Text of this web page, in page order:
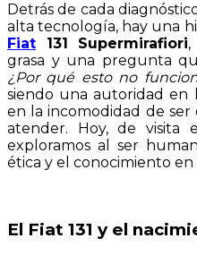
Detrás de cada
alta tecnología, hay una
Fiat 131 Supermirafiori,
grasa y una pregunta
¿Por qué esto no
siendo una autoridad en
en la incomodidad de
atender. Hoy, de visita
exploramos al ser
ética y el conocimiento en
El Fiat 131 y el